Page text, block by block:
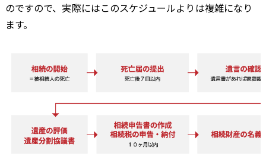
のですので、実際にはこのスケジュールよりは複雑になり
ます。